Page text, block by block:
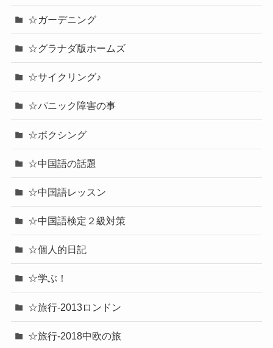
☆ガーデニング
☆グラナダ版ホームズ
☆サイクリング♪
☆パニック障害の事
☆ボクシング
☆中国語の話題
☆中国語レッスン
☆中国語検定２級対策
☆個人的日記
☆学ぶ！
☆旅行-2013ロンドン
☆旅行-2018中欧の旅